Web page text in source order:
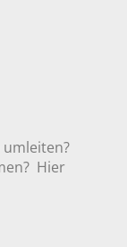
umleiten?
Hier